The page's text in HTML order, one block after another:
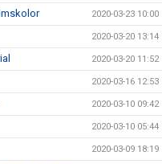
2020-03-23 10:00
2020-03-20 13:14
2020-03-20 11:52
2020-03-16 12:53
2020-03-10 09:42
2020-03-10 05:44
2020-03-09 18:19